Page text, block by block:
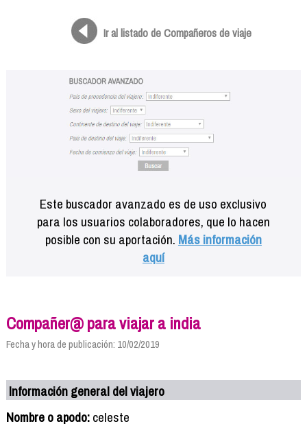
Ir al listado de Compañeros de viaje
Este buscador avanzado es de uso exclusivo
para los usuarios colaboradores, que lo hacen
posible con su aportación. Más información
aquí
Compañer@ para viajar a india
Fecha y hora de publicación: 10/02/2019
Información general del viajero
Nombre o apodo:celeste